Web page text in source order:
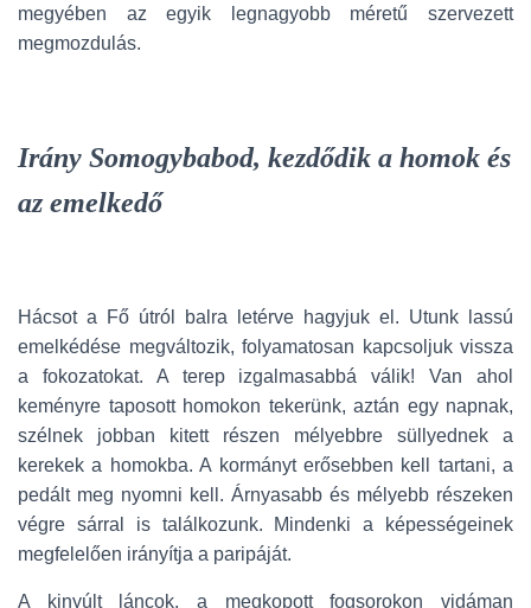
megyében az egyik legnagyobb méretű szervezett
megmozdulás.
Irány Somogybabod, kezdődik a homok és
az emelkedő
Hácsot a Fő útról balra letérve hagyjuk el. Utunk lassú
emelkédése megváltozik, folyamatosan kapcsoljuk vissza
a fokozatokat. A terep izgalmasabbá válik! Van ahol
keményre taposott homokon tekerünk, aztán egy napnak,
szélnek jobban kitett részen mélyebbre süllyednek a
kerekek a homokba. A kormányt erősebben kell tartani, a
pedált meg nyomni kell. Árnyasabb és mélyebb részeken
végre sárral is találkozunk. Mindenki a képességeinek
megfelelően irányítja a paripáját.
A kinyúlt láncok, a megkopott fogsorokon vidáman